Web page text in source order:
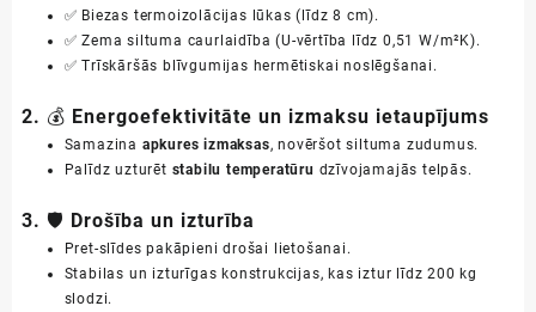
✅ Biezas termoizolācijas lūkas (līdz 8 cm).
✅ Zema siltuma caurlaidība (U-vērtība līdz 0,51 W/m²K).
✅ Trīskāršās blīvgumijas hermētiskai noslēgšanai.
2. 💰 Energoefektivitāte un izmaksu ietaupījums
Samazina apkures izmaksas, novēršot siltuma zudumus.
Palīdz uzturēt stabilu temperatūru dzīvojamajās telpās.
3. 🛡️ Drošība un izturība
Pret-slīdes pakāpieni drošai lietošanai.
Stabilas un izturīgas konstrukcijas, kas iztur līdz 200 kg
slodzi.